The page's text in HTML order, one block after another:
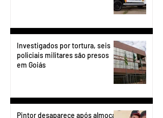
Investigados por tortura, seis
policiais militares são presos
em Goiás
Pintor desaparece após almoçar